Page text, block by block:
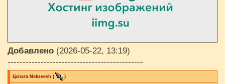
Добавлено (2026-05-22, 13:19)
---------------------------------------------
Цитата Nekzeesh ( )